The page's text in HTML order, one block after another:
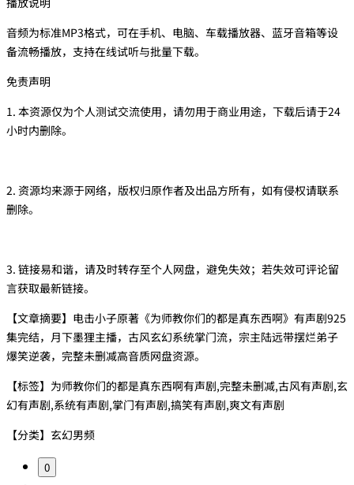
音频为标准MP3格式，可在手机、电脑、车载播放器、蓝牙音箱等设
备流畅播放，支持在线试听与批量下载。
免责声明
1. 本资源仅为个人测试交流使用，请勿用于商业用途，下载后请于24
小时内删除。
2. 资源均来源于网络，版权归原作者及出品方所有，如有侵权请联系
删除。
3. 链接易和谐，请及时转存至个人网盘，避免失效；若失效可评论留
言获取最新链接。
【文章摘要】电击小子原著《为师教你们的都是真东西啊》有声剧925
集完结，月下墨狸主播，古风玄幻系统掌门流，宗主陆远带摆烂弟子
爆笑逆袭，完整未删减高音质网盘资源。
【标签】为师教你们的都是真东西啊有声剧,完整未删减,古风有声剧,玄
幻有声剧,系统有声剧,掌门有声剧,搞笑有声剧,爽文有声剧
【分类】玄幻男频
0